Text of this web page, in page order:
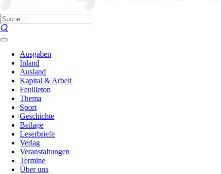
Ausgaben
Inland
Ausland
Kapital & Arbeit
Feuilleton
Thema
Sport
Geschichte
Beilage
Leserbriefe
Verlag
Veranstaltungen
Termine
Über uns